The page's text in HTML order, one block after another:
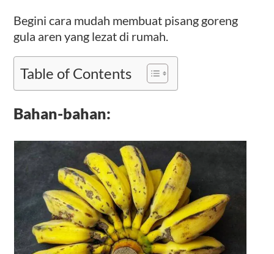
Begini cara mudah membuat pisang goreng
gula aren yang lezat di rumah.
Table of Contents
Bahan-bahan: